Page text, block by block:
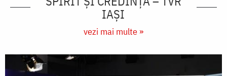
IAȘI
vezi mai multe »